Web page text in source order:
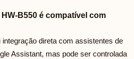
B550 é compatível com
direta com assistentes de
Assistant, mas pode ser controlada